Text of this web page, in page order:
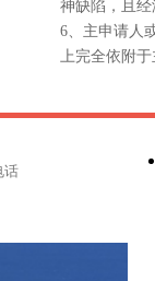
神缺陷，且
6、主申请人
上完全依附